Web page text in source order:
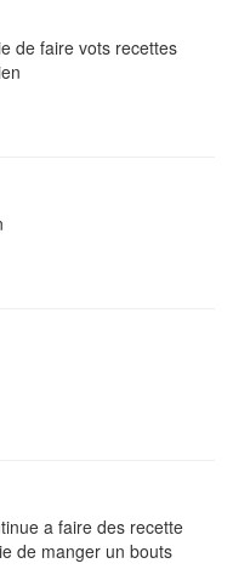
de faire vots recettes
a faire des recette
de manger un bouts